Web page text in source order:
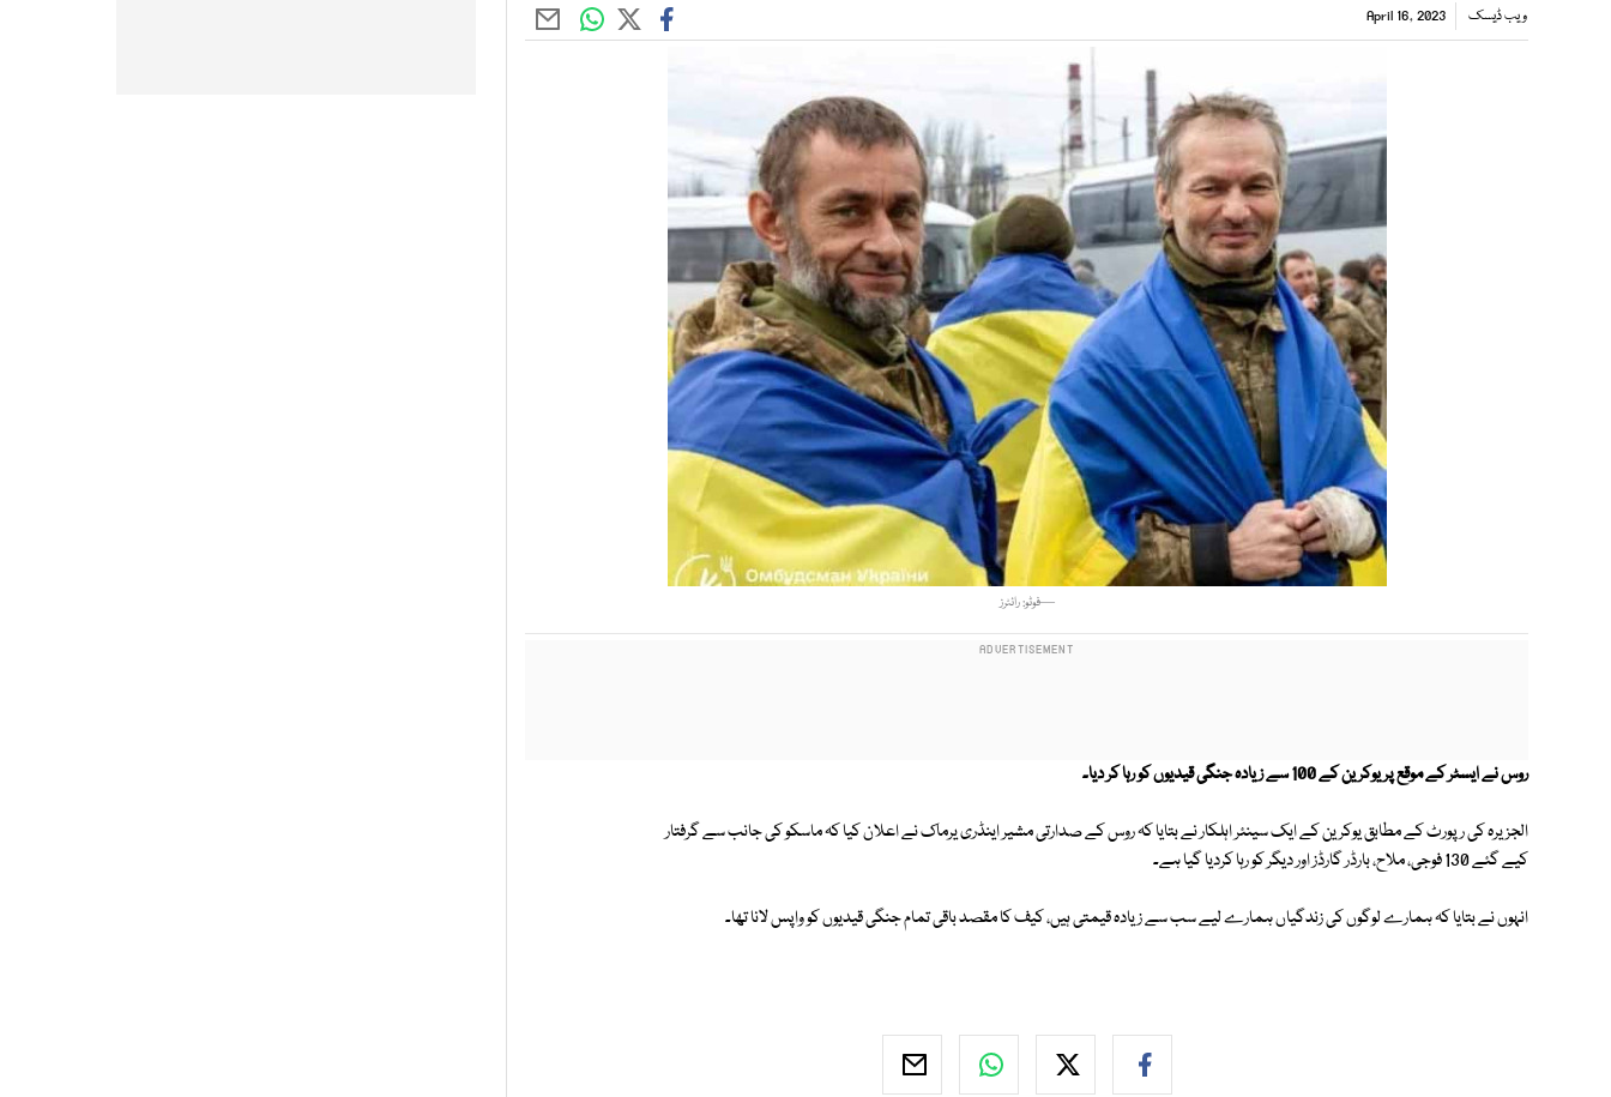
ویب ڈیسک April 16, 2023
—فوٹو: رائٹرز
روس نے ایسٹر کے موقع پر یوکرین کے 100 سے زیادہ جنگی قیدیوں کو رہا کر دیا۔
الجزیرہ کی رپورٹ کے مطابق یوکرین کے ایک سینئر اہلکار نے بتایا کہ روس کے صدارتی مشیر اینڈری یرماک نے اعلان کیا کہ ماسکو کی جانب سے گرفتار
کیے گئے 130 فوجی، ملاح، بارڈر گارڈز اور دیگر کو رہا کردیا گیا ہے۔
انہوں نے بتایا کہ ہمارے لوگوں کی زندگیاں ہمارے لیے سب سے زیادہ قیمتی ہیں، کیف کا مقصد باقی تمام جنگی قیدیوں کو واپس لانا تھا۔